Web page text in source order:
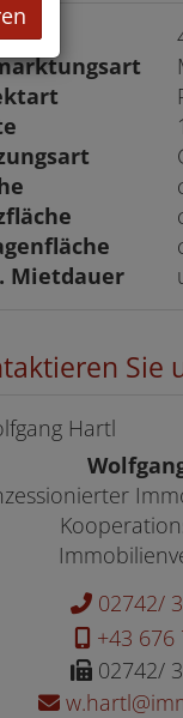
Mietdauer
Sie
02742/
+43 676
02742/